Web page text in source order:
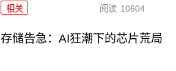
相关 阅读 10604
存储告急：AI狂潮下的芯片荒局